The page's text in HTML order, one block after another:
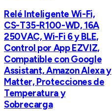
Relé Inteligente Wi-Fi,
CS-T35-R100-WD, 16A
250VAC, Wi-Fi 6 y BLE,
Control por App EZVIZ,
Compatible con Google
Assistant, Amazon Alexa y
Matter, Protecciones de
Temperatura y
Sobrecarga